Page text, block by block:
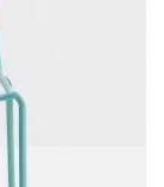
Een
een
Gemaakt